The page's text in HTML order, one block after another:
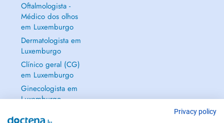
Oftalmologista -
Médico dos olhos
em Luxemburgo
Dermatologista em
Luxemburgo
Clínico geral (CG)
em Luxemburgo
Ginecologista em
Luxemburgo
Privacy policy